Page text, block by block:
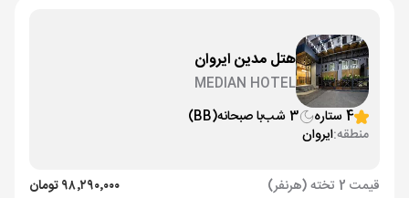
هتل مدین ایروان
MEDIAN HOTEL
4 ستاره
3 شب با صبحانه(BB)
منطقه:ایروان
قیمت 2 تخته (هرنفر)
۹۸٬۲۹۰٬۰۰۰ تومان